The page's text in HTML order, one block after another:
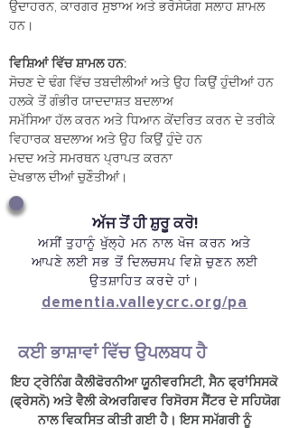
ਉਦਾਹਰਨ, ਕਾਰਗਰ ਸੁਝਾਅ ਅਤੇ ਭਰੋਸੇਯੋਗ ਸਲਾਹ ਸ਼ਾਮਲ
ਹਨ।
ਵਿਸ਼ਿਆਂ ਵਿੱਚ ਸ਼ਾਮਲ ਹਨ:
ਸੋਚਣ ਦੇ ਢੰਗ ਵਿੱਚ ਤਬਦੀਲੀਆਂ ਅਤੇ ਉਹ ਕਿਉਂ ਹੁੰਦੀਆਂ ਹਨ
ਹਲਕੇ ਤੋਂ ਗੰਭੀਰ ਯਾਦਦਾਸ਼ਤ ਬਦਲਾਅ
ਸਮੱਸਿਆ ਹੱਲ ਕਰਨ ਅਤੇ ਧਿਆਨ ਕੇਂਦਰਿਤ ਕਰਨ ਦੇ ਤਰੀਕੇ
ਵਿਹਾਰਕ ਬਦਲਾਅ ਅਤੇ ਉਹ ਕਿਉਂ ਹੁੰਦੇ ਹਨ
ਮਦਦ ਅਤੇ ਸਮਰਥਨ ਪ੍ਰਾਪਤ ਕਰਨਾ
ਦੇਖਭਾਲ ਦੀਆਂ ਚੁਣੌਤੀਆਂ।
ਅੱਜ ਤੋਂ ਹੀ ਸ਼ੁਰੂ ਕਰੋ!​
ਅਸੀਂ ਤੁਹਾਨੂੰ ਖੁੱਲ੍ਹੇ ਮਨ ਨਾਲ ਖੋਜ ਕਰਨ ਅਤੇ
ਆਪਣੇ ਲਈ ਸਭ ਤੋਂ ਦਿਲਚਸਪ ਵਿਸ਼ੇ ਚੁਣਨ ਲਈ
ਉਤਸ਼ਾਹਿਤ ਕਰਦੇ ਹਾਂ।
dementia.valleycrc.org/pa
ਕਈ ਭਾਸ਼ਾਵਾਂ ਵਿੱਚ ਉਪਲਬਧ ਹੈ
ਇਹ ਟ੍ਰੇਨਿੰਗ ਕੈਲੀਫੋਰਨੀਆ ਯੂਨੀਵਰਸਿਟੀ, ਸੈਨ ਫ੍ਰਾਂਸਿਸਕੋ
(ਫ੍ਰੇਸਨੋ) ਅਤੇ ਵੈਲੀ ਕੇਅਰਗਿਵਰ ਰਿਸੋਰਸ ਸੈਂਟਰ ਦੇ ਸਹਿਯੋਗ
ਨਾਲ ਵਿਕਸਿਤ ਕੀਤੀ ਗਈ ਹੈ। ਇਸ ਸਮੱਗਰੀ ਨੂੰ